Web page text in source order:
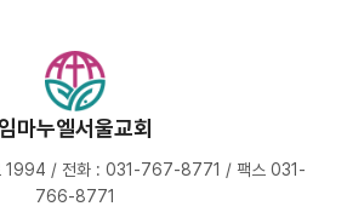
임마누엘서울교회
1994 / 전화 : 031-767-8771 / 팩스 031-
766-8771